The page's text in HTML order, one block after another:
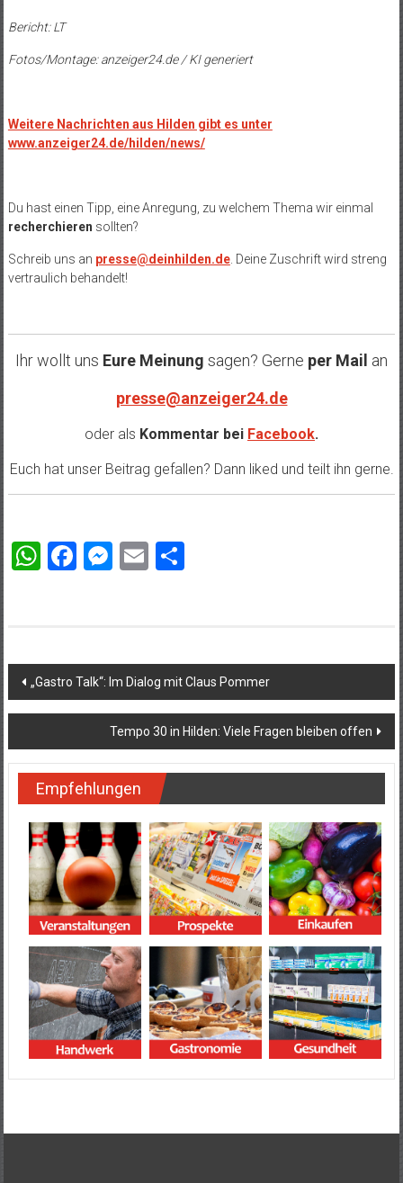
Bericht: LT
Fotos/Montage: anzeiger24.de / KI generiert
Weitere Nachrichten aus Hilden gibt es unter
www.anzeiger24.de/hilden/news/
Du hast einen Tipp, eine Anregung, zu welchem Thema wir einmal
recherchieren sollten?
Schreib uns an presse@deinhilden.de. Deine Zuschrift wird streng
vertraulich behandelt!
Ihr wollt uns Eure Meinung sagen? Gerne per Mail an
presse@anzeiger24.de
oder als Kommentar bei Facebook.
Euch hat unser Beitrag gefallen? Dann liked und teilt ihn gerne.
WhatsApp
Facebook
Messenger
EmailTeilen
Beitragsnavigation
„Gastro Talk“: Im Dialog mit Claus Pommer
Tempo 30 in Hilden: Viele Fragen bleiben offen
Empfehlungen